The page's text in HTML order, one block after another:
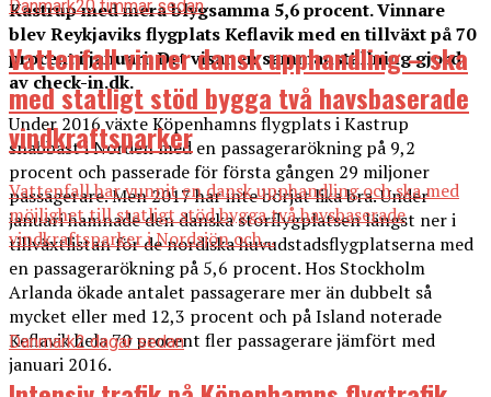
Kastrup med mera blygsamma 5,6 procent. Vinnare
blev Reykjaviks flygplats Keflavik med en tillväxt på 70
procent i januari. Det visar en sammanställning gjord
av check-in.dk.
Under 2016 växte Köpenhamns flygplats i Kastrup
snabbast i Norden med en passagerarökning på 9,2
procent och passerade för första gången 29 miljoner
passagerare. Men 2017 har inte börjat lika bra. Under
januari hamnade den danska storflygplatsen längst ner i
tillväxtlistan för de nordiska huvudstadsflygplatserna med
en passagerarökning på 5,6 procent. Hos Stockholm
Arlanda ökade antalet passagerare mer än dubbelt så
mycket eller med 12,3 procent och på Island noterade
Keflavik hela 70 procent fler passagerare jämfört med
januari 2016.
Danmark20 timmar sedan
Vattenfall vinner dansk upphandling – ska
med statligt stöd bygga två havsbaserade
vindkraftsparker
Vattenfall har vunnit en dansk upphandling och ska med
möjlighet till statligt stöd bygga två havsbaserade
vindkraftsparker i Nordsjön och...
Danmark2 dagar sedan